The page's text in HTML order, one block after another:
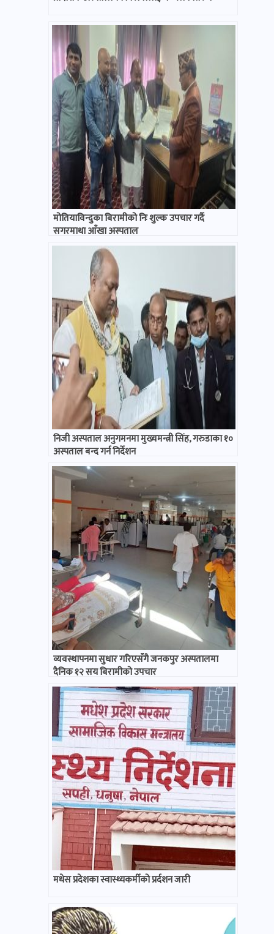
मोतियाविन्दुका बिरामीको निः शुल्क उपचार गर्दै
सगरमाथा आँखा अस्पताल
निजी अस्पताल अनुगमनमा मुख्यमन्त्री सिंह, गरुडाका १०
अस्पताल बन्द गर्न निर्देशन
व्यवस्थापनमा सुधार गरिएसँगै जनकपुर अस्पतालमा
दैनिक १२ सय बिरामीको उपचार
मधेस प्रदेशका स्वास्थ्यकर्मीको प्रर्दशन जारी